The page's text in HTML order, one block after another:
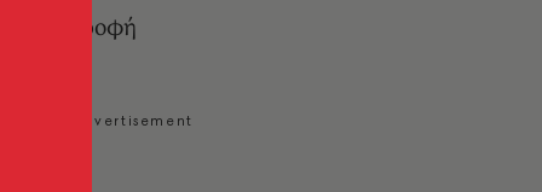
επιστροφή